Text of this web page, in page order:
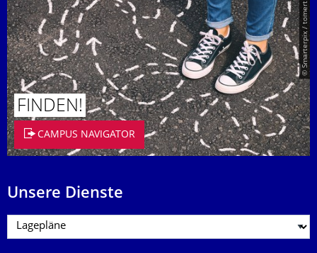
© Smarterpix / tomert
FINDEN!
CAMPUS NAVIGATOR
Unsere Dienste